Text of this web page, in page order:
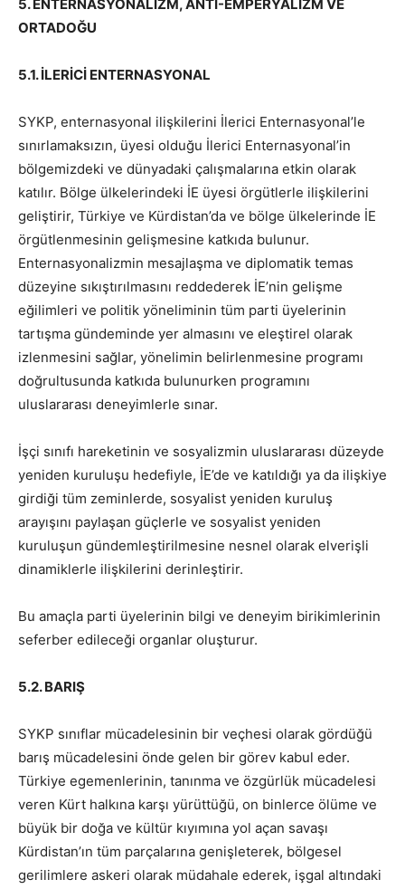
5. ENTERNASYONALİZM, ANTİ-EMPERYALİZM VE
ORTADOĞU
5.1. İLERİCİ ENTERNASYONAL
SYKP, enternasyonal ilişkilerini İlerici Enternasyonal’le
sınırlamaksızın, üyesi olduğu İlerici Enternasyonal’in
bölgemizdeki ve dünyadaki çalışmalarına etkin olarak
katılır. Bölge ülkelerindeki İE üyesi örgütlerle ilişkilerini
geliştirir, Türkiye ve Kürdistan’da ve bölge ülkelerinde İE
örgütlenmesinin gelişmesine katkıda bulunur.
Enternasyonalizmin mesajlaşma ve diplomatik temas
düzeyine sıkıştırılmasını reddederek İE’nin gelişme
eğilimleri ve politik yöneliminin tüm parti üyelerinin
tartışma gündeminde yer almasını ve eleştirel olarak
izlenmesini sağlar, yönelimin belirlenmesine programı
doğrultusunda katkıda bulunurken programını
uluslararası deneyimlerle sınar.
İşçi sınıfı hareketinin ve sosyalizmin uluslararası düzeyde
yeniden kuruluşu hedefiyle, İE’de ve katıldığı ya da ilişkiye
girdiği tüm zeminlerde, sosyalist yeniden kuruluş
arayışını paylaşan güçlerle ve sosyalist yeniden
kuruluşun gündemleştirilmesine nesnel olarak elverişli
dinamiklerle ilişkilerini derinleştirir.
Bu amaçla parti üyelerinin bilgi ve deneyim birikimlerinin
seferber edileceği organlar oluşturur.
5.2. BARIŞ
SYKP sınıflar mücadelesinin bir veçhesi olarak gördüğü
barış mücadelesini önde gelen bir görev kabul eder.
Türkiye egemenlerinin, tanınma ve özgürlük mücadelesi
veren Kürt halkına karşı yürüttüğü, on binlerce ölüme ve
büyük bir doğa ve kültür kıyımına yol açan savaşı
Kürdistan’ın tüm parçalarına genişleterek, bölgesel
gerilimlere askeri olarak müdahale ederek, işgal altındaki